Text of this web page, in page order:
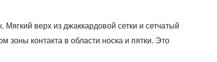
верх из джаккардовой сетки и сетчатый
зоны контакта в области носка и пятки. Это